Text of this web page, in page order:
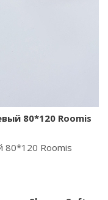
80*120 Roomis
80*120 Roomis